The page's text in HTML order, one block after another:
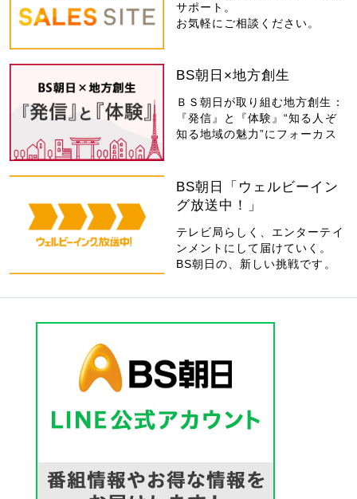
サポート。
お気軽にご相談ください。
BS朝日×地方創生
ＢＳ朝日が取り組む地方創生：
『発信』と『体験』“知る人ぞ
知る地域の魅力”にフォーカス
BS朝日「ウェルビーイン
グ放送中！」
テレビ局らしく、エンターテイ
ンメントにして届けていく。
BS朝日の、新しい挑戦です。